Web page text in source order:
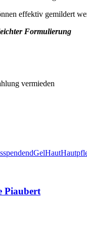
effektiv gemildert
Formulierung
vermieden
GelHaut
Piaubert